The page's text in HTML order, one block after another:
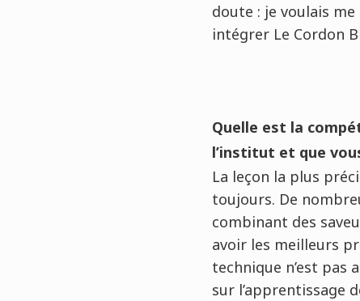
doute : je voulais
intégrer Le Cordon
Quelle est la
l’institut et que
La leçon la plus
toujours. De
combinant des
avoir les meilleurs
technique n’est pas
sur l’apprentissage